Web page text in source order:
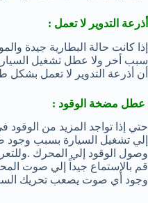
أذرعة التدوير لا تعمل :
إذا كانت حالة البطارية جيدة
سبب أخر ولا عطل تشغيل
أن أذرعة التدوير لا تعمل بشكل
عطل مضخة الوقود :
حتي إذا تواجد المزيد من الوقود
إلي تشغيل السيارة بسبب
وصول الوقود إلي المحرك
قم بالإستماع جيداً إلي صوت
وجود أي صوت يصعب تحريك